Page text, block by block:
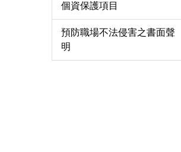
個資保護項目
預防職場不法侵害之書面聲
明